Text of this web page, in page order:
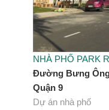
NHÀ PHỐ PARK
Đường Bưng
Quận 9
Dự án nhà phố